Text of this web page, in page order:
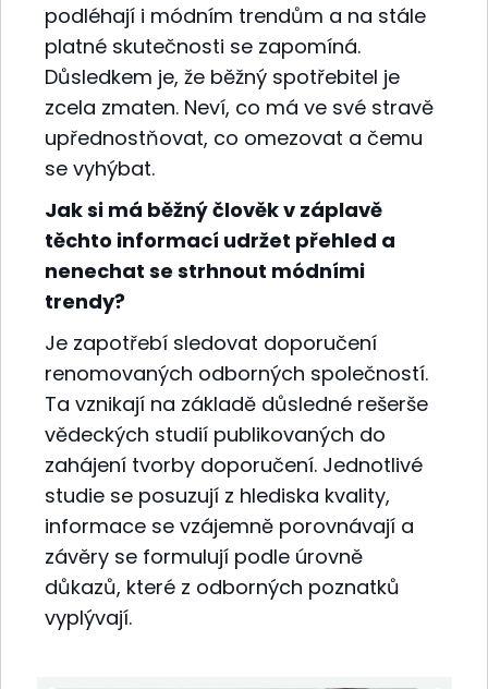
podléhají i módním trendům a na stále
platné skutečnosti se zapomíná.
Důsledkem je, že běžný spotřebitel je
zcela zmaten. Neví, co má ve své stravě
upřednostňovat, co omezovat a čemu
se vyhýbat.
Jak si má běžný člověk v záplavě
těchto informací udržet přehled a
nenechat se strhnout módními
trendy?
Je zapotřebí sledovat doporučení
renomovaných odborných společností.
Ta vznikají na základě důsledné rešerše
vědeckých studií publikovaných do
zahájení tvorby doporučení. Jednotlivé
studie se posuzují z hlediska kvality,
informace se vzájemně porovnávají a
závěry se formulují podle úrovně
důkazů, které z odborných poznatků
vyplývají.